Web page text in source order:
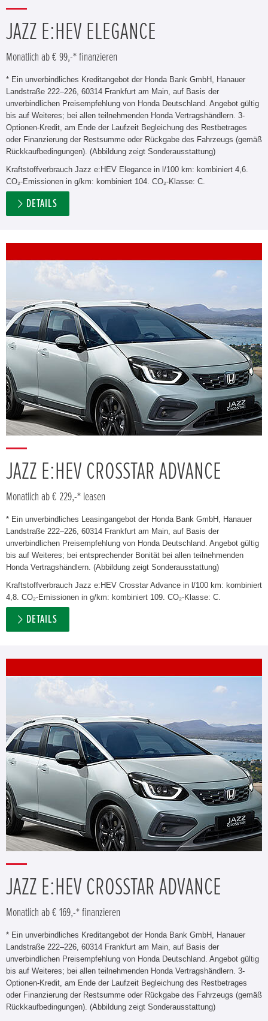
JAZZ E:HEV ELEGANCE
Monatlich ab € 99,-* finanzieren
* Ein unverbindliches Kreditangebot der Honda Bank GmbH, Hanauer
Landstraße 222–226, 60314 Frankfurt am Main, auf Basis der
unverbindlichen Preisempfehlung von Honda Deutschland. Angebot gültig
bis auf Weiteres; bei allen teilnehmenden Honda Vertragshändlern. 3-
Optionen-Kredit, am Ende der Laufzeit Begleichung des Restbetrages
oder Finanzierung der Restsumme oder Rückgabe des Fahrzeugs (gemäß
Rückkaufbedingungen). (Abbildung zeigt Sonderausstattung)
Kraftstoffverbrauch Jazz e:HEV Elegance in l/100 km: kombiniert 4,6.
CO₂-Emissionen in g/km: kombiniert 104. CO₂-Klasse: C.
DETAILS
JAZZ E:HEV CROSSTAR ADVANCE
Monatlich ab € 229,-* leasen
* Ein unverbindliches Leasingangebot der Honda Bank GmbH, Hanauer
Landstraße 222–226, 60314 Frankfurt am Main, auf Basis der
unverbindlichen Preisempfehlung von Honda Deutschland. Angebot gültig
bis auf Weiteres; bei entsprechender Bonität bei allen teilnehmenden
Honda Vertragshändlern. (Abbildung zeigt Sonderausstattung)
Kraftstoffverbrauch Jazz e:HEV Crosstar Advance in l/100 km: kombiniert
4,8. CO₂-Emissionen in g/km: kombiniert 109. CO₂-Klasse: C.
DETAILS
JAZZ E:HEV CROSSTAR ADVANCE
Monatlich ab € 169,-* finanzieren
* Ein unverbindliches Kreditangebot der Honda Bank GmbH, Hanauer
Landstraße 222–226, 60314 Frankfurt am Main, auf Basis der
unverbindlichen Preisempfehlung von Honda Deutschland. Angebot gültig
bis auf Weiteres; bei allen teilnehmenden Honda Vertragshändlern. 3-
Optionen-Kredit, am Ende der Laufzeit Begleichung des Restbetrages
oder Finanzierung der Restsumme oder Rückgabe des Fahrzeugs (gemäß
Rückkaufbedingungen). (Abbildung zeigt Sonderausstattung)